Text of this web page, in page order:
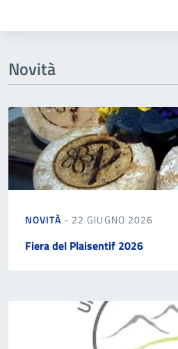
Novità
NOVITÀ - 22 GIUGNO 2026
Fiera del Plaisentif 2026